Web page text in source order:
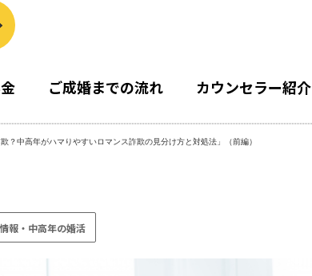
ご成婚までの流れ カウンセラー紹介
？中高年がハマりやすいロマンス詐欺の見分け方と対処法」（前編）
報・中高年の婚活